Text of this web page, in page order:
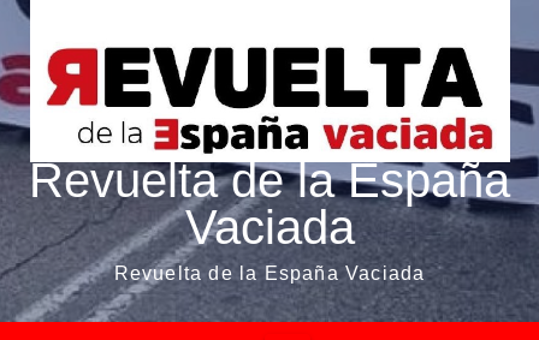
Revuelta de la España
Vaciada
Revuelta de la España Vaciada